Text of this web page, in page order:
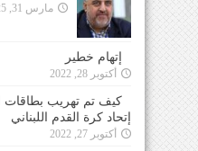
مارس 31, 2025
إتهام خطير
أكتوبر 28, 2022
كيف تم تهريب بطاقات
إتحاد كرة القدم اللبناني
أكتوبر 27, 2022